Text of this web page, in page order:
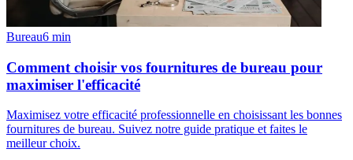
Bureau6 min
Comment choisir vos fournitures de bureau pour
maximiser l'efficacité
Maximisez votre efficacité professionnelle en choisissant les bonnes
fournitures de bureau. Suivez notre guide pratique et faites le
meilleur choix.